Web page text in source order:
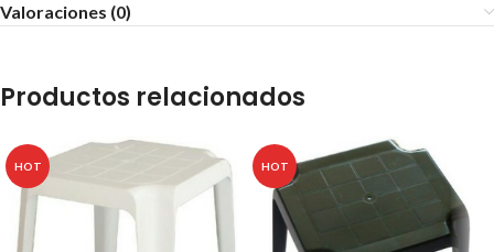
Valoraciones (0)
Productos relacionados
HOT HOT